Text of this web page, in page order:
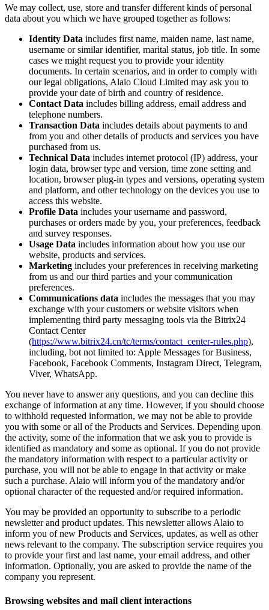
We may collect, use, store and transfer different kinds of personal
data about you which we have grouped together as follows:
Identity Data includes first name, maiden name, last name,
username or similar identifier, marital status, job title. In some
cases we might request you to provide your identity
documents. In certain scenarios, and in order to comply with
our legal obligations, Alaio Cloud Limited may ask you to
provide your date of birth and country of residence.
Contact Data includes billing address, email address and
telephone numbers.
Transaction Data includes details about payments to and
from you and other details of products and services you have
purchased from us.
Technical Data includes internet protocol (IP) address, your
login data, browser type and version, time zone setting and
location, browser plug-in types and versions, operating system
and platform, and other technology on the devices you use to
access this website.
Profile Data includes your username and password,
purchases or orders made by you, your preferences, feedback
and survey responses.
Usage Data includes information about how you use our
website, products and services.
Marketing includes your preferences in receiving marketing
from us and our third parties and your communication
preferences.
Communications data includes the messages that you may
exchange with your customers or website visitors when
implementing third party messaging tools via the Bitrix24
Contact Center
(https://www.bitrix24.cn/tc/terms/contact_center-rules.php),
including, bot not limited to: Apple Messages for Business,
Facebook, Facebook Comments, Instagram Direct, Telegram,
Viver, WhatsApp.
You never have to answer any questions, and you can decline this
exchange of information at any time. However, if you should choose
to withhold requested information, we may not be able to provide
you with some or all of the Products and Services. Depending upon
the activity, some of the information that we ask you to provide is
identified as mandatory and some as optional. If you do not provide
the mandatory information with respect to a particular activity or
purchase, you will not be able to engage in that activity or make
such a purchase. Alaio will inform you of the mandatory and/or
optional character of the requested and/or required information.
You may be provided an opportunity to subscribe to a periodic
newsletter and product updates. This newsletter allows Alaio to
inform you of new Products and Services, updates, as well as other
news relevant to the company. The subscription service requires you
to provide your first and last name, your email address, and other
information. Optionally, you are asked to provide the name of the
company you represent.
Browsing websites and mail client interactions